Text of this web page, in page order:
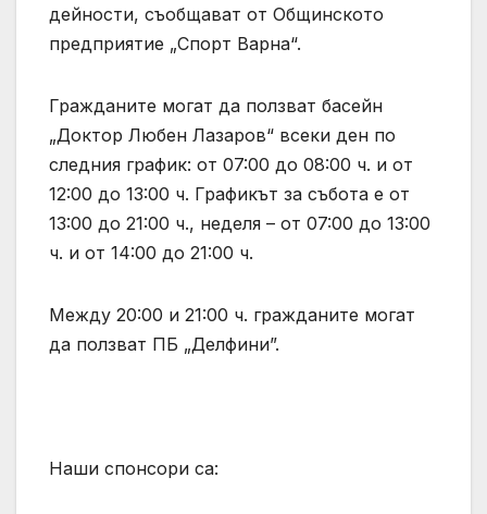
дейности, съобщават от Общинското
предприятие „Спорт Варна“.
Гражданите могат да ползват басейн
„Доктор Любен Лазаров“ всеки ден по
следния график: от 07:00 до 08:00 ч. и от
12:00 до 13:00 ч. Графикът за събота е от
13:00 до 21:00 ч., неделя – от 07:00 до 13:00
ч. и от 14:00 до 21:00 ч.
Между 20:00 и 21:00 ч. гражданите могат
да ползват ПБ „Делфини”.
Наши спонсори са: